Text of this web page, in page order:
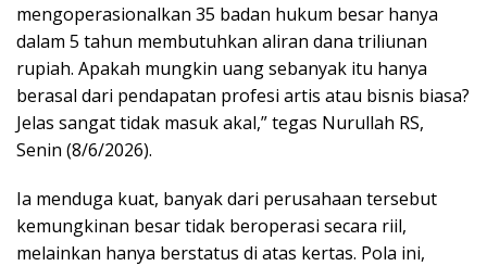
mengoperasionalkan 35 badan hukum besar hanya
dalam 5 tahun membutuhkan aliran dana triliunan
rupiah. Apakah mungkin uang sebanyak itu hanya
berasal dari pendapatan profesi artis atau bisnis biasa?
Jelas sangat tidak masuk akal,” tegas Nurullah RS,
Senin (8/6/2026).
Ia menduga kuat, banyak dari perusahaan tersebut
kemungkinan besar tidak beroperasi secara riil,
melainkan hanya berstatus di atas kertas. Pola ini,